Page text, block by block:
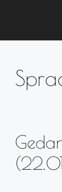
springen